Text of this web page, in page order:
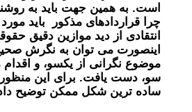
است. به همین جهت باید به
چرا قراردادهای مذکور باید
انتقادی از دید موازین دقیق
اینصورت می توان به نگرش
موضوع نگرانی از یکسو، و اقدام
سو، دست یافت. برای این
ساده ترین شکل ممکن توضیح